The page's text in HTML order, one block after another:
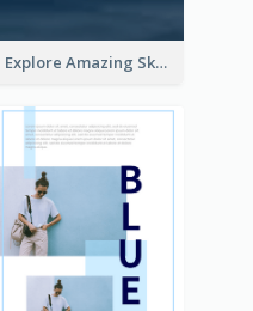
Explore Amazing Sky Flyer